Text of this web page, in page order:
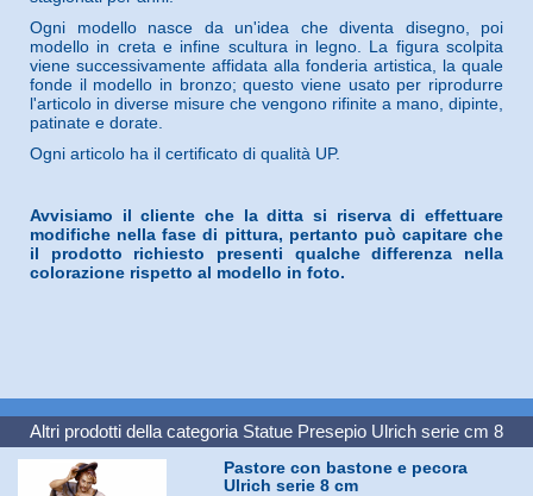
Ogni modello nasce da un'idea che diventa disegno, poi
modello in creta e infine scultura in legno. La figura scolpita
viene successivamente affidata alla fonderia artistica, la quale
fonde il modello in bronzo; questo viene usato per riprodurre
l'articolo in diverse misure che vengono rifinite a mano, dipinte,
patinate e dorate.
Ogni articolo ha il certificato di qualità UP.
Avvisiamo il cliente che la ditta si riserva di effettuare
modifiche nella fase di pittura, pertanto può capitare che
il prodotto richiesto presenti qualche differenza nella
colorazione rispetto al modello in foto.
Altri prodotti della categoria Statue Presepio Ulrich serie cm 8
Pastore con bastone e pecora
Ulrich serie 8 cm